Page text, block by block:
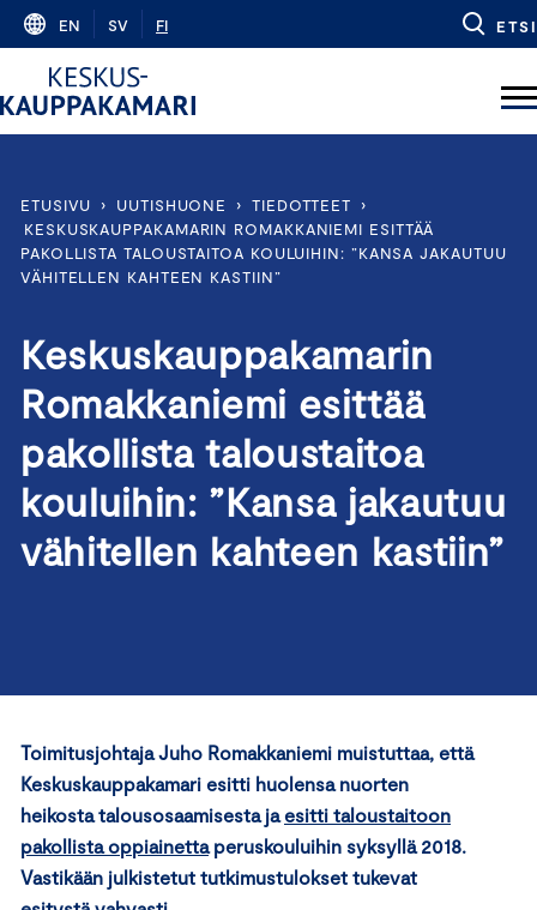
Skip
content
EN SV FI ETSI
ETUSIVU › UUTISHUONE › TIEDOTTEET
›
KESKUSKAUPPAKAMARIN ROMAKKANIEMI ESITTÄÄ
PAKOLLISTA TALOUSTAITOA KOULUIHIN: ”KANSA JAKAUTUU
VÄHITELLEN KAHTEEN KASTIIN”
Keskuskauppakamarin
Romakkaniemi esittää
pakollista taloustaitoa
kouluihin: ”Kansa jakautuu
vähitellen kahteen kastiin”
Toimitusjohtaja Juho Romakkaniemi muistuttaa, että
Keskuskauppakamari esitti huolensa nuorten
heikosta talousosaamisesta jaesitti taloustaitoon
pakollista oppiainettaperuskouluihin syksyllä 2018.
Vastikään julkistetut tutkimustulokset tukevat